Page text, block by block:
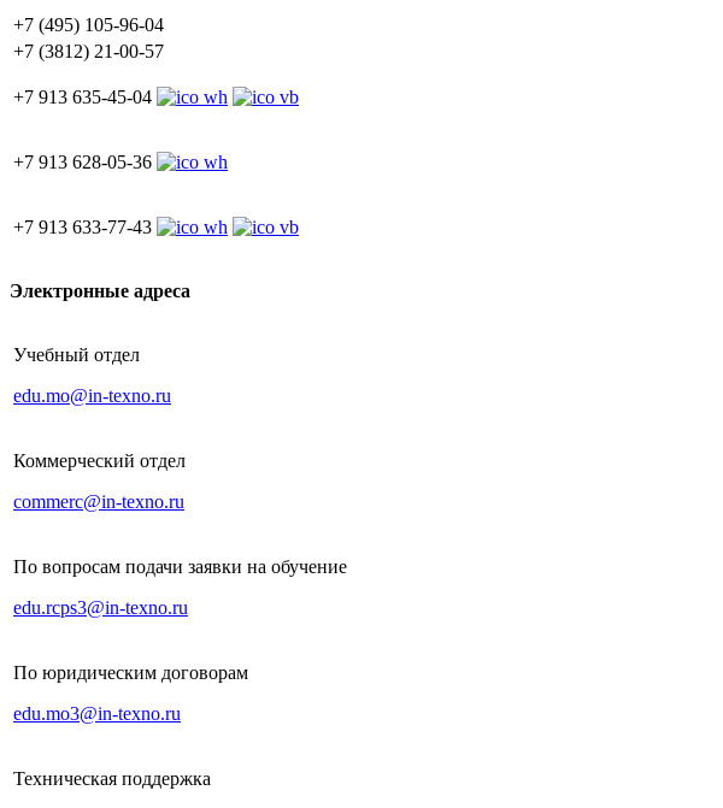
+7 (495) 105-96-04
+7 (3812) 21-00-57
+7 913 635-45-04
+7 913 628-05-36
+7 913 633-77-43
Электронные адреса
Учебный отдел
edu.mo@in-texno.ru
Коммерческий отдел
commerc@in-texno.ru
По вопросам подачи заявки на обучение
edu.rcps3@in-texno.ru
По юридическим договорам
edu.mo3@in-texno.ru
Техническая поддержка